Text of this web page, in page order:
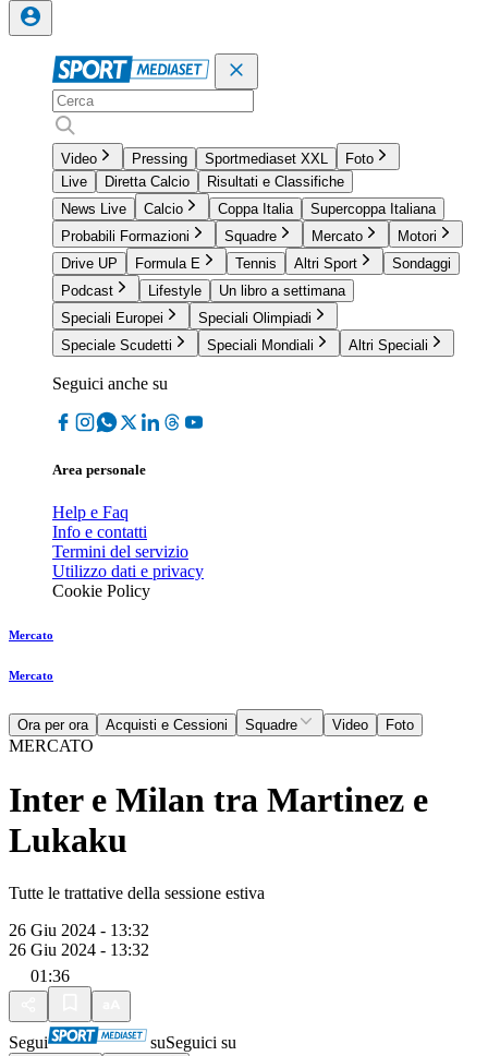
Video Pressing Sportmediaset XXL
Foto
Live
Diretta Calcio
Risultati e Classifiche
News Live
Calcio Coppa Italia
Supercoppa Italiana
Probabili Formazioni
Squadre Mercato
Motori
Drive UP
Formula E Tennis Altri Sport
Sondaggi
Podcast
Lifestyle
Un libro a settimana
Speciali Europei
Speciali Olimpiadi
Speciale Scudetti
Speciali Mondiali Altri Speciali
Seguici anche su
Area personale
Help e Faq
Info e contatti
Termini del servizio
Utilizzo dati e privacy
Cookie Policy
Mercato
Mercato
Ora per ora Acquisti e Cessioni Squadre Video Foto
MERCATO
Inter e Milan tra Martinez e
Lukaku
Tutte le trattative della sessione estiva
26 Giu 2024 - 13:32
26 Giu 2024 - 13:32
01:36
Segui suSeguici su